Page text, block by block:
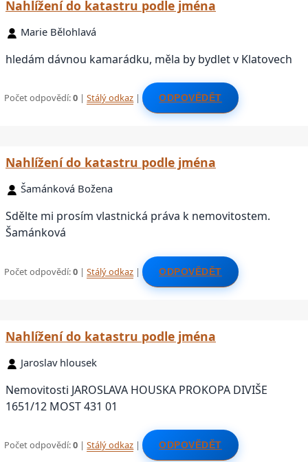
Nahlížení do katastru podle jména
Marie Bělohlavá
hledám dávnou kamarádku, měla by bydlet v Klatovech
Počet odpovědí:0 |Stálý odkaz | ODPOVĚDĚT
Nahlížení do katastru podle jména
Šamánková Božena
Sdělte mi prosím vlastnická práva k nemovitostem.
Šamánková
Počet odpovědí:0 |Stálý odkaz | ODPOVĚDĚT
Nahlížení do katastru podle jména
Jaroslav hlousek
Nemovitosti JAROSLAVA HOUSKA PROKOPA DIVIŠE
1651/12 MOST 431 01
Počet odpovědí:0 |Stálý odkaz | ODPOVĚDĚT